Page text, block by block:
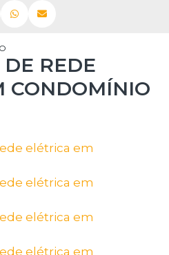
DE REDE ELÉTRICA EM CONDOMÍNIO
REDE
CONDOMÍNIO